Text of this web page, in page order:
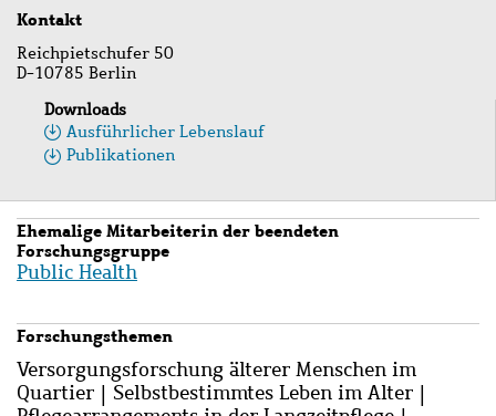
Kontakt
Reichpietschufer 50
D-10785 Berlin
Downloads
Ausführlicher Lebenslauf
Publikationen
Ehemalige Mitarbeiterin der beendeten
Forschungsgruppe
Public Health
Forschungsthemen
Versorgungsforschung älterer Menschen im
Quartier | Selbstbestimmtes Leben im Alter |